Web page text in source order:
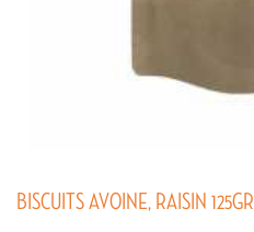
BISCUITS AVOINE, RAISIN 125GR